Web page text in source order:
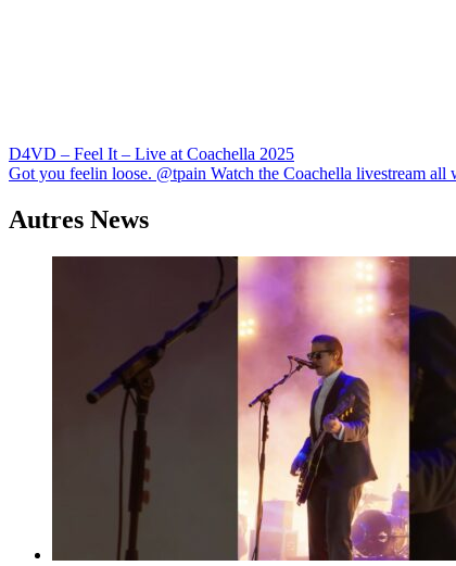
Navigation
de
l’article
D4VD – Feel It – Live at Coachella 2025
Got you feelin loose. ​⁠@tpain Watch the Coachella livestream all
Autres News